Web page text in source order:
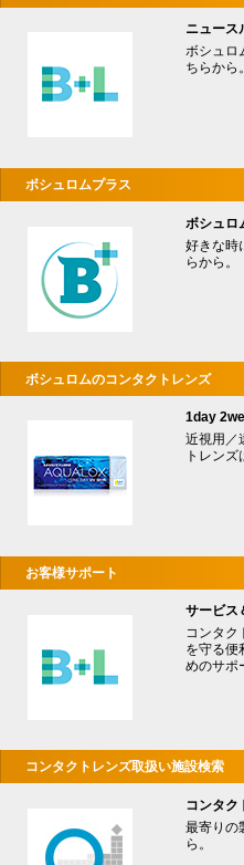
ニュース
ボシュロ
ちらから。
ボシュロムプラス
ボシュロ
好きな時
らから。
ボシュロムのコンタクトレンズ
1day
近視用／
トレンズ
お客様サポート
サービス
コンタク
を守る便
めのサポ
コンタクトレンズ取扱い施設検索
コンタク
最寄りの
ら。